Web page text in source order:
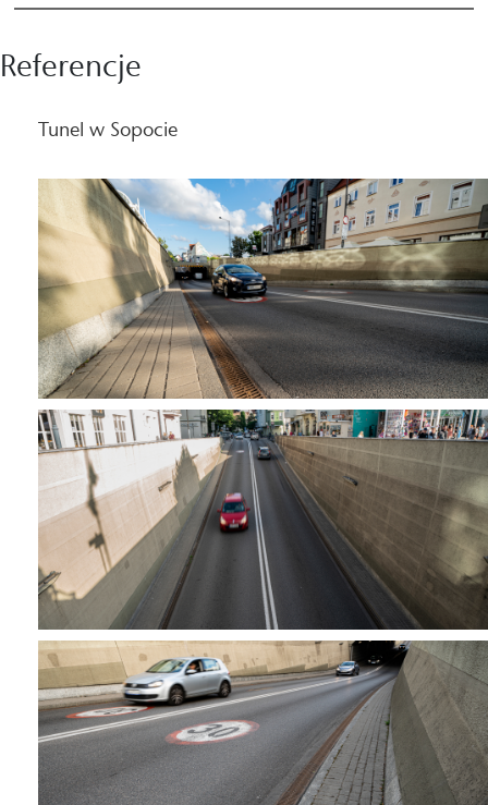
Referencje
Tunel w Sopocie